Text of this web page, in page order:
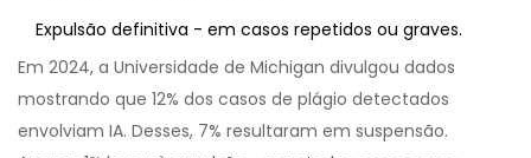
Expulsão definitiva - em casos repetidos ou graves.
Em 2024, a Universidade de Michigan divulgou dados
mostrando que 12% dos casos de plágio detectados
envolviam IA. Desses, 7% resultaram em suspensão.